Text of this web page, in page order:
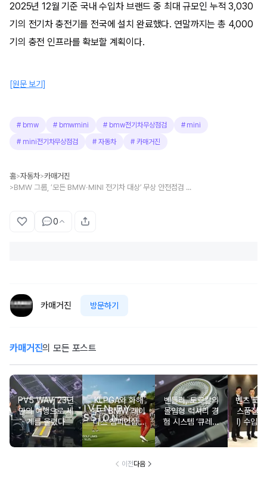
2025년 12월 기준 국내 수입차 브랜드 중 최대 규모인 누적 3,030
기의 전기차 충전기를 전국에 설치 완료했다. 연말까지는 총 4,000
기의 충전 인프라를 확보할 계획이다.
[원문 보기]
# bmw # bmwmini # bmw전기차무상점검 # mini
# mini전기차무상점검 #자동차 # 카매거진
홈>자동차>카매거진
> BMW 그룹, ‘모든 BMW·MINI 전기차 대상’ 무상 안전점검 캠페인 실시
0
카매거진 방문하기
카매거진의 모든 포스트
PV5 WAV, 23년
만의 여행으로 세
계를 울렸다
KLPGA와 화해
무드 BMW 레이
디스 챔피언십…
국내 유일 ‘드림
매치’ 성사되며 얼
개시
벤틀리, 토르칼의
몰입형 럭셔리 경
험 시스템 ‘큐레이
션 엔진’ 공개
벤츠 코
스품질
I) 수입
2년·수입
차 6년
이전다음